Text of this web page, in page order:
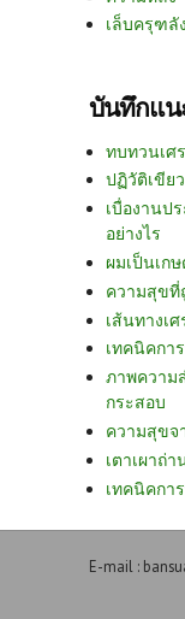
เล็บครุฑลั
บันทึกแน
ทบทวนเศ
ปฏิวัติเขียว
เบื่องานป
อย่างไร
ผมเป็นเก
ความสุขที่
เส้นทางเศ
เทคนิคกา
ภาพความ
กระสอบ
ความสุขจ
เตาเผาถ่
เทคนิคกา
E-mail :